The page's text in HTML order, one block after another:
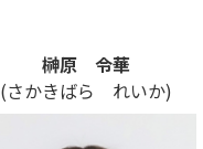
榊原 令華
(さかきばら れいか)